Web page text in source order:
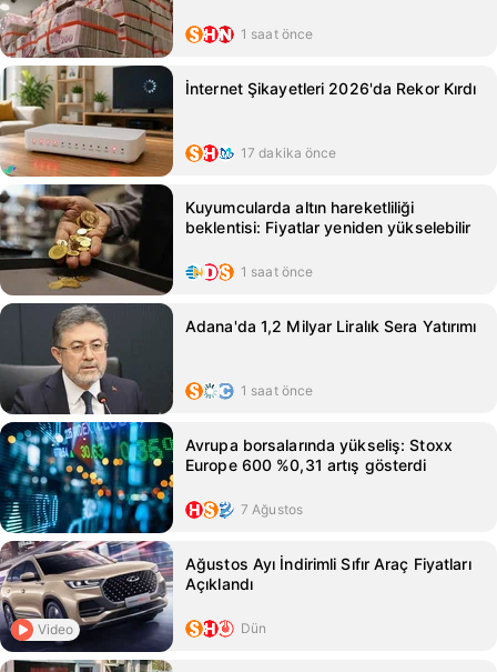
1 saat önce
İnternet Şikayetleri 2026'da Rekor Kırdı
17 dakika önce
Kuyumcularda altın hareketliliği
beklentisi: Fiyatlar yeniden yükselebilir
1 saat önce
Adana'da 1,2 Milyar Liralık Sera Yatırımı
1 saat önce
Avrupa borsalarında yükseliş: Stoxx
Europe 600 %0,31 artış gösterdi
7 Ağustos
Video
Ağustos Ayı İndirimli Sıfır Araç Fiyatları
Açıklandı
Dün